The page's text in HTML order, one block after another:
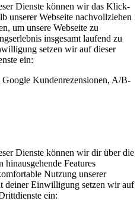
Dienste können wir das Klick-
unserer Webseite nachvollziehen
um unsere Webseite zu
insgesamt laufend zu
setzen wir auf dieser
ein:
Kundenrezensionen, A/B-
Dienste können wir dir über die
hinausgehende Features
Nutzung unserer
deiner Einwilligung setzen wir auf
ein: